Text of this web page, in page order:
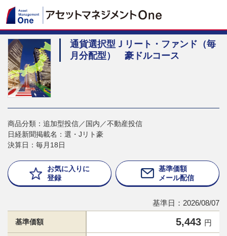
通貨選択型Ｊリート・ファンド（毎
月分配型） 豪ドルコース
商品分類：追加型投信／国内／不動産投信
日経新聞掲載名：選・Jリト豪
決算日：毎月18日
お気に入りに
登録
基準価額
メール配信
基準日：2026/08/07
基準価額 5,443 円